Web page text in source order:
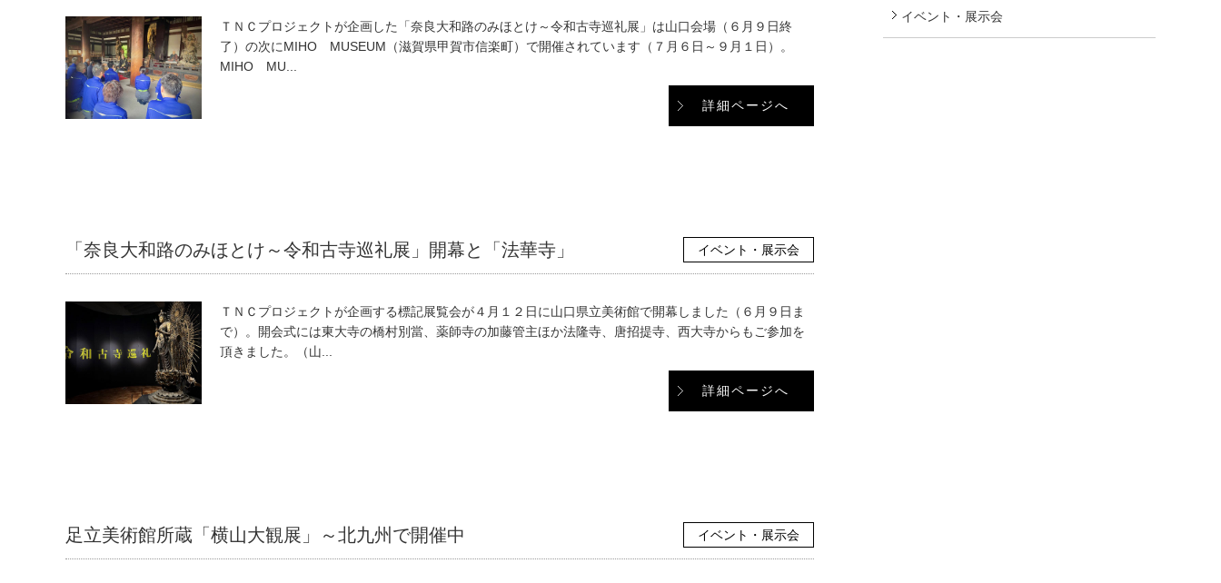
ＴＮＣプロジェクトが企画した「奈良大和路のみほとけ～令和古寺巡礼展」は山口会場（６月９日終
了）の次にMIHO MUSEUM（滋賀県甲賀市信楽町）で開催されています（７月６日～９月１日）。
MIHO MU...
詳細ページへ
イベント・展示会
「奈良大和路のみほとけ～令和古寺巡礼展」開幕と「法華寺」
ＴＮＣプロジェクトが企画する標記展覧会が４月１２日に山口県立美術館で開幕しました（６月９日ま
で）。開会式には東大寺の橋村別當、薬師寺の加藤管主ほか法隆寺、唐招提寺、西大寺からもご参加を
頂きました。（山...
詳細ページへ
イベント・展示会
足立美術館所蔵「横山大観展」～北九州で開催中
イベント・展示会